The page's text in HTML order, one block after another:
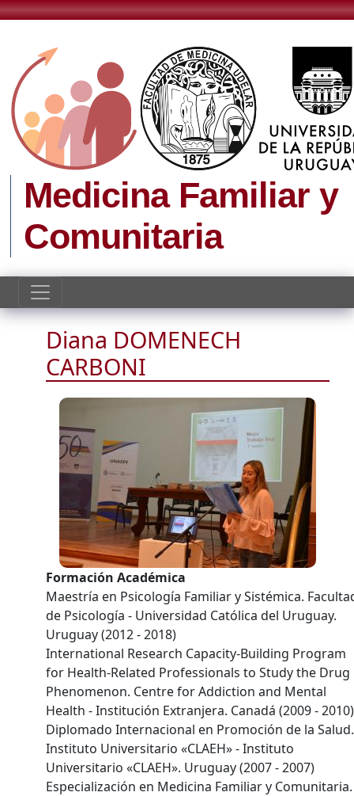
Pasar al contenido principal
Medicina Familiar y
Comunitaria
Diana DOMENECH
CARBONI
Formación Académica
Maestría en Psicología Familiar y Sistémica.
de Psicología - Universidad Católica del Uruguay.
Uruguay (2012 - 2018)
International Research Capacity-Building Program
for Health-Related Professionals to Study the Drug
Phenomenon. Centre for Addiction and Mental
Health - Institución Extranjera. Canadá (2009 - 2010)
Diplomado Internacional en Promoción de la Salud.
Instituto Universitario «CLAEH» - Instituto
Universitario «CLAEH». Uruguay (2007 - 2007)
Especialización en Medicina Familiar y Comunitaria.